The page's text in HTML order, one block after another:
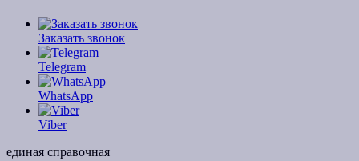
Заказать звонок
Telegram
WhatsApp
Viber
единая справочная